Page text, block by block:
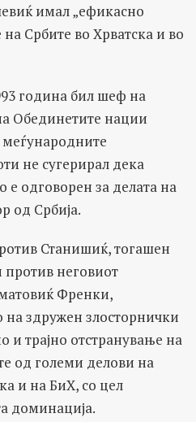
имал „ефикасно
на Србите во Хрватска и во
година бил шеф на
Обединетите нации
не сугерирал дека
одговорен за делата на
од Србија.
Станишиќ, тогашен
неговиот
Френки,
здружен злосторнички
и трајно отстранување на
од големи делови на
и на БиХ, со цел
доминација.